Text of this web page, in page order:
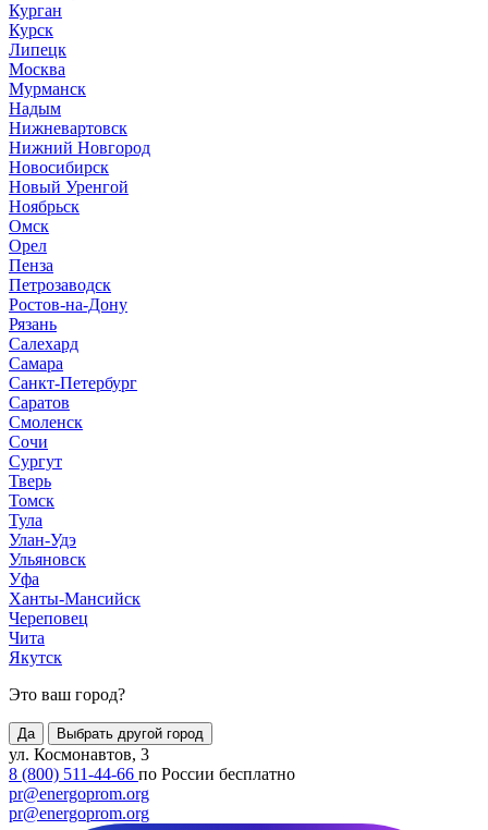
Курган
Курск
Липецк
Москва
Мурманск
Надым
Нижневартовск
Нижний Новгород
Новосибирск
Новый Уренгой
Ноябрьск
Омск
Орел
Пенза
Петрозаводск
Ростов-на-Дону
Рязань
Салехард
Самара
Санкт-Петербург
Саратов
Смоленск
Сочи
Сургут
Тверь
Томск
Тула
Улан-Удэ
Ульяновск
Уфа
Ханты-Мансийск
Череповец
Чита
Якутск
Это ваш город?
Да Выбрать другой город
ул. Космонавтов, 3
8 (800) 511-44-66 по России бесплатно
pr@energoprom.org
pr@energoprom.org